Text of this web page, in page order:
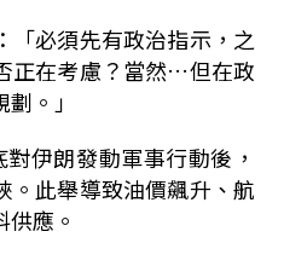
「必須先有政治指示，之
正在考慮？當然…但在政
。」
伊朗發動軍事行動後，
。此舉導致油價飆升、航
應。